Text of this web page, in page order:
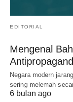
EDITORIAL
Mengenal
Negara modern
sering melemah
6 bulan ago